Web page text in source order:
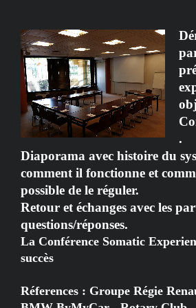
.
Diaporama avec histoire du
comment il fonctionne et
possible de le réguler.
Retour et échanges avec les
questions/réponses.
La Conférence Somatic
succès
Réferences : Groupe Régie